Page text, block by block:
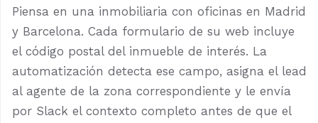
Piensa en una inmobiliaria con oficinas en Madrid
y Barcelona. Cada formulario de su web incluye
el código postal del inmueble de interés. La
automatización detecta ese campo, asigna el lead
al agente de la zona correspondiente y le envía
por Slack el contexto completo antes de que el